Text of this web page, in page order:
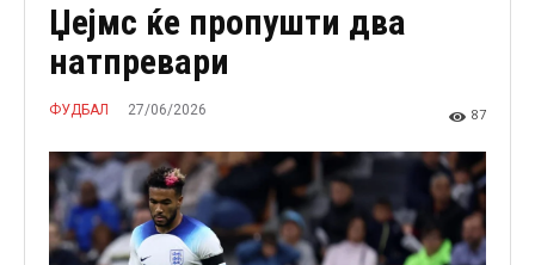
Џејмс ќе пропушти два
натпревари
ФУДБАЛ 27/06/2026 87